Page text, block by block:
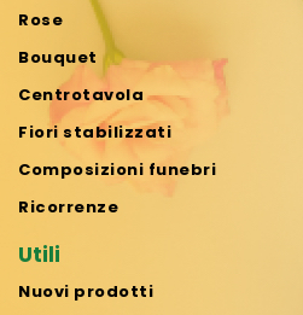
Rose
Bouquet
Centrotavola
Fiori stabilizzati
Composizioni funebri
Ricorrenze
Utili
Nuovi prodotti